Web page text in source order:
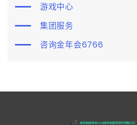
游戏中心
集团服务
咨询金年会6766